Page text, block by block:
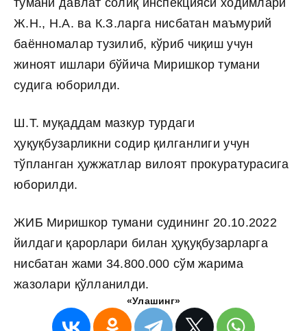
Ж.Н., Н.А. ва К.З.ларга нисбатан маъмурий
баённомалар тузилиб, кўриб чиқиш учун
жиноят ишлари бўйича Миришкор тумани
судига юборилди.
Ш.Т. муқаддам мазкур турдаги
ҳуқуқбузарликни содир қилганлиги учун
тўпланган ҳужжатлар вилоят прокуратурасига
юборилди.
ЖИБ Миришкор тумани судининг 20.10.2022
йилдаги қарорлари билан ҳуқуқбузарларга
нисбатан жами 34.800.000 сўм жарима
жазолари қўлланилди.
«Улашинг»